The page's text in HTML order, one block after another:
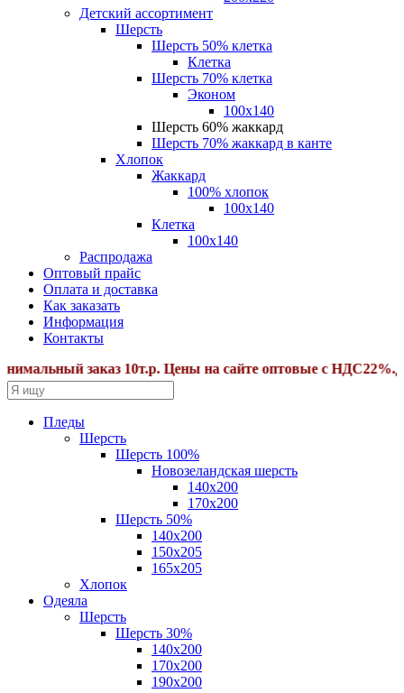
Детский ассортимент
Шерсть
Шерсть 50% клетка
Клетка
Шерсть 70% клетка
Эконом
100x140
Шерсть 60% жаккард
Шерсть 70% жаккард в канте
Хлопок
Жаккард
100% хлопок
100x140
Клетка
100х140
Распродажа
Оптовый прайс
Оплата и доставка
Как заказать
Информация
Контакты
заказ 10т.р. Цены на сайте оптовые с
Пледы
Шерсть
Шерсть 100%
Новозеландская шерсть
140х200
170x200
Шерсть 50%
140x200
150х205
165х205
Хлопок
Одеяла
Шерсть
Шерсть 30%
140х200
170х200
190х200